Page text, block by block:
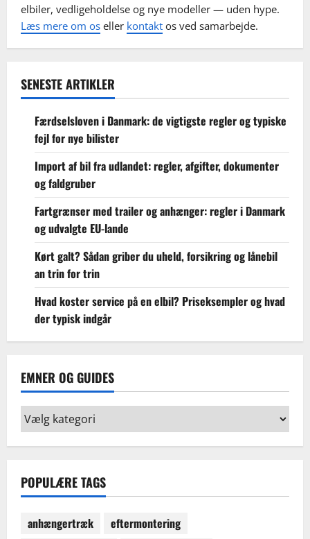
elbiler, vedligeholdelse og nye modeller — uden hype.
Læs mere om os eller kontakt os ved samarbejde.
SENESTE ARTIKLER
Færdselsloven i Danmark: de vigtigste regler og typiske
fejl for nye bilister
Import af bil fra udlandet: regler, afgifter, dokumenter
og faldgruber
Fartgrænser med trailer og anhænger: regler i Danmark
og udvalgte EU-lande
Kørt galt? Sådan griber du uheld, forsikring og lånebil
an trin for trin
Hvad koster service på en elbil? Priseksempler og hvad
der typisk indgår
EMNER OG GUIDES
Emner
og
guides
POPULÆRE TAGS
anhængertræk eftermontering